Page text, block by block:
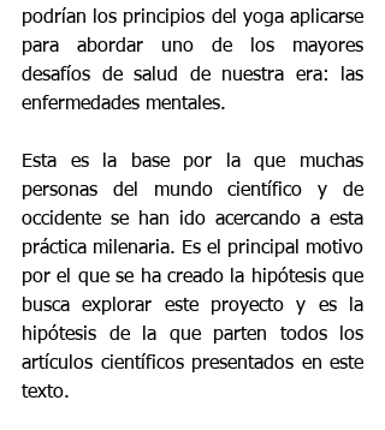
podrían los principios del yoga aplicarse
para abordar uno de los mayores
desafíos de salud de nuestra era: las
enfermedades mentales.
Esta es la base por la que muchas
personas del mundo científico y de
occidente se han ido acercando a esta
práctica milenaria. Es el principal motivo
por el que se ha creado la hipótesis que
busca explorar este proyecto y es la
hipótesis de la que parten todos los
artículos científicos presentados en este
texto.